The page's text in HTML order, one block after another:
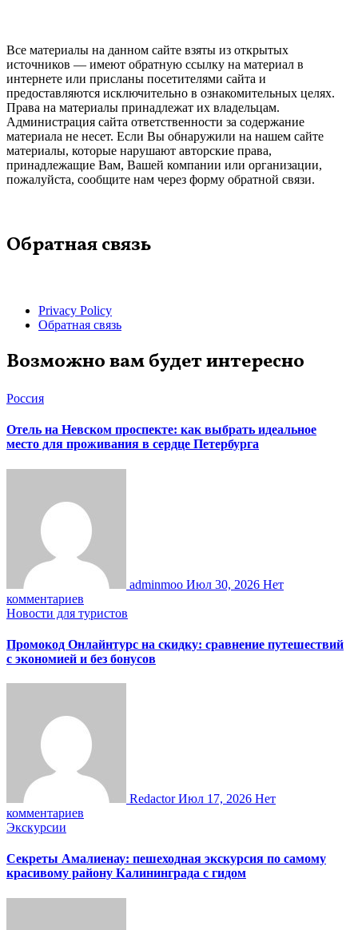
Все материалы на данном сайте взяты из открытых
источников — имеют обратную ссылку на материал в
интернете или присланы посетителями сайта и
предоставляются исключительно в ознакомительных целях.
Права на материалы принадлежат их владельцам.
Администрация сайта ответственности за содержание
материала не несет. Если Вы обнаружили на нашем сайте
материалы, которые нарушают авторские права,
принадлежащие Вам, Вашей компании или организации,
пожалуйста, сообщите нам через форму обратной связи.
Обратная связь
Privacy Policy
Обратная связь
Возможно вам будет интересно
Россия
Отель на Невском проспекте: как выбрать идеальное
место для проживания в сердце Петербурга
adminmoo Июл 30, 2026 Нет
комментариев
Новости для туристов
Промокод Онлайнтурс на скидку: сравнение путешествий
с экономией и без бонусов
RedactorИюл 17, 2026 Нет
комментариев
Экскурсии
Секреты Амалиенау: пешеходная экскурсия по самому
красивому району Калининграда с гидом